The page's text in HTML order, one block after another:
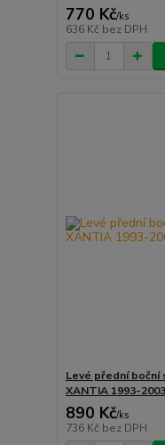
770 Kč/ks
636 Kč bez DPH
Levé přední boční
XANTIA 1993-
890 Kč/ks
736 Kč bez DPH